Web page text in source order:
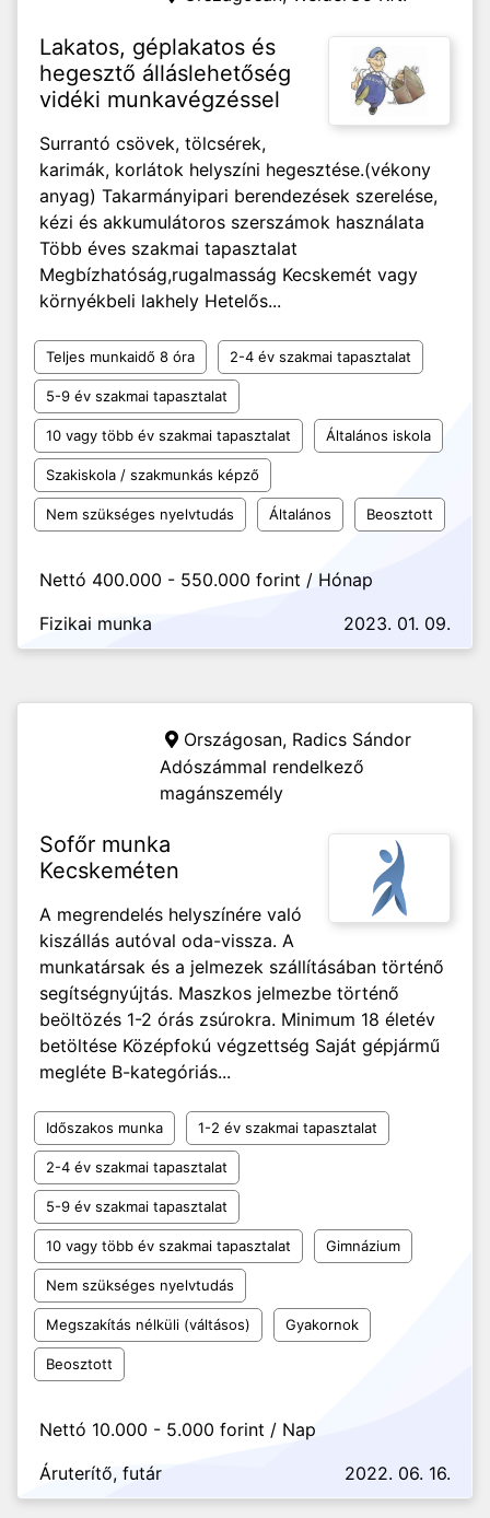
Lakatos, géplakatos és
hegesztő álláslehetőség
vidéki munkavégzéssel
Surrantó csövek, tölcsérek,
karimák, korlátok helyszíni hegesztése.(vékony
anyag) Takarmányipari berendezések szerelése,
kézi és akkumulátoros szerszámok használata
Több éves szakmai tapasztalat
Megbízhatóság,rugalmasság Kecskemét vagy
környékbeli lakhely Hetelős...
Teljes munkaidő 8 óra 2-4 év szakmai tapasztalat
5-9 év szakmai tapasztalat
10 vagy több év szakmai tapasztalat Általános iskola
Szakiskola / szakmunkás képző
Nem szükséges nyelvtudás Általános Beosztott
Nettó 400.000 - 550.000 forint / Hónap
Fizikai munka
2023. 01. 09.
Országosan, Radics Sándor
Adószámmal rendelkező
magánszemély
Sofőr munka
Kecskeméten
A megrendelés helyszínére való
kiszállás autóval oda-vissza. A
munkatársak és a jelmezek szállításában történő
segítségnyújtás. Maszkos jelmezbe történő
beöltözés 1-2 órás zsúrokra. Minimum 18 életév
betöltése Középfokú végzettség Saját gépjármű
megléte B-kategóriás...
Időszakos munka 1-2 év szakmai tapasztalat
2-4 év szakmai tapasztalat
5-9 év szakmai tapasztalat
10 vagy több év szakmai tapasztalat Gimnázium
Nem szükséges nyelvtudás
Megszakítás nélküli (váltásos) Gyakornok
Beosztott
Nettó 10.000 - 5.000 forint / Nap
Áruterítő, futár
2022. 06. 16.